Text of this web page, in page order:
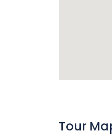
Tour